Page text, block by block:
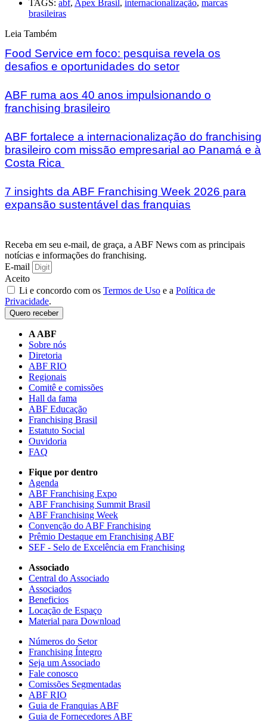
TAGS: abf, Apex Brasil , internacionalização, marcas
brasileiras
Leia Também
Food Service em foco: pesquisa revela os
desafios e oportunidades do setor
ABF ruma aos 40 anos impulsionando o
franchising brasileiro
ABF fortalece a internacionalização do franchising
brasileiro com missão empresarial ao Panamá e à
Costa Rica
7 insights da ABF Franchising Week 2026 para
expansão sustentável das franquias
Receba em seu e-mail, de graça, a ABF News com as principais
notícias e informações do franchising.
E-mail
Aceito
Li e concordo com os Termos de Uso e a Política de
Privacidade.
Quero receber
A ABF
Sobre nós
Diretoria
ABF RIO
Regionais
Comitê e comissões
Hall da fama
ABF Educação
Franchising Brasil
Estatuto Social
Ouvidoria
FAQ
Fique por dentro
Agenda
ABF Franchising Expo
ABF Franchising Summit Brasil
ABF Franchising Week
Convenção do ABF Franchising
Prêmio Destaque em Franchising ABF
SEF - Selo de Excelência em Franchising
Associado
Central do Associado
Associados
Beneficios
Locação de Espaço
Material para Download
Números do Setor
Franchising Íntegro
Seja um Associado
Fale conosco
Comissões Segmentadas
ABF RIO
Guia de Franquias ABF
Guia de Fornecedores ABF